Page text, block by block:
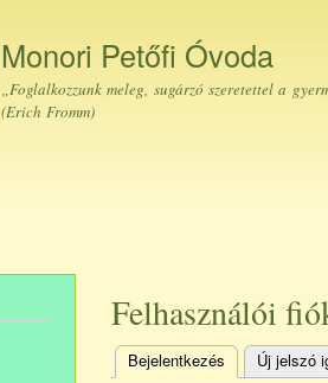
Monori Petőfi Óvoda
„Foglalkozzunk meleg, sugárzó szeretettel a
(Erich Fromm)
Felhasználói
Bejelentkezés (aktív fül)
Új jelszó